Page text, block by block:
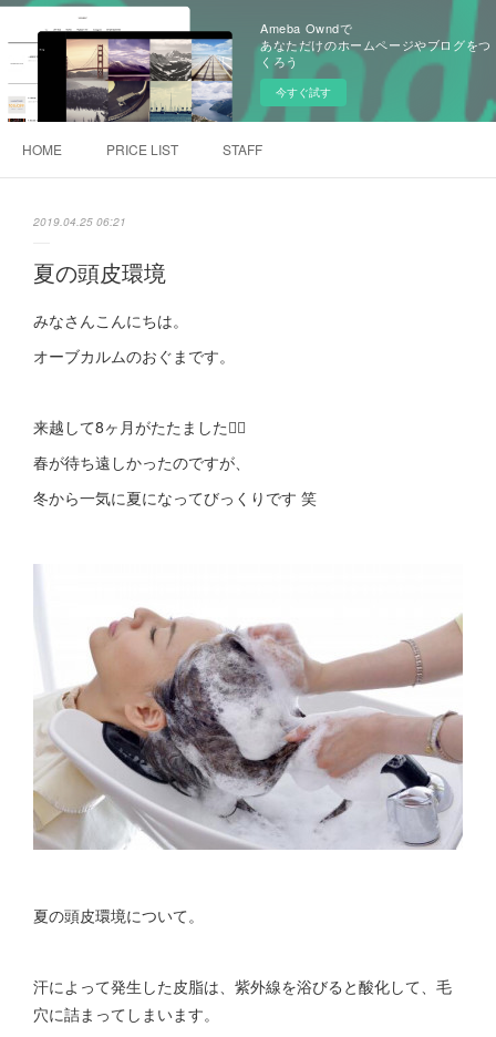
Ameba Owndで
あなただけのホームページやブログをつ
くろう
今すぐ試す
HOME PRICE LIST STAFF
2019.04.25 06:21
夏の頭皮環境
みなさんこんにちは。
オーブカルムのおぐまです。
来越して8ヶ月がたたました🙋‍♀️
春が待ち遠しかったのですが、
冬から一気に夏になってびっくりです 笑
夏の頭皮環境について。
汗によって発生した皮脂は、紫外線を浴びると酸化して、毛
穴に詰まってしまいます。